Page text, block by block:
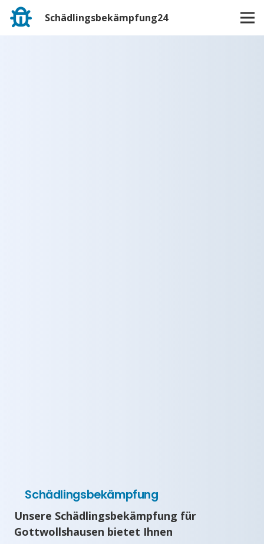
Schädlingsbekämpfung24
Schädlingsbekämpfung
Unsere Schädlingsbekämpfung für
Gottwollshausen bietet Ihnen